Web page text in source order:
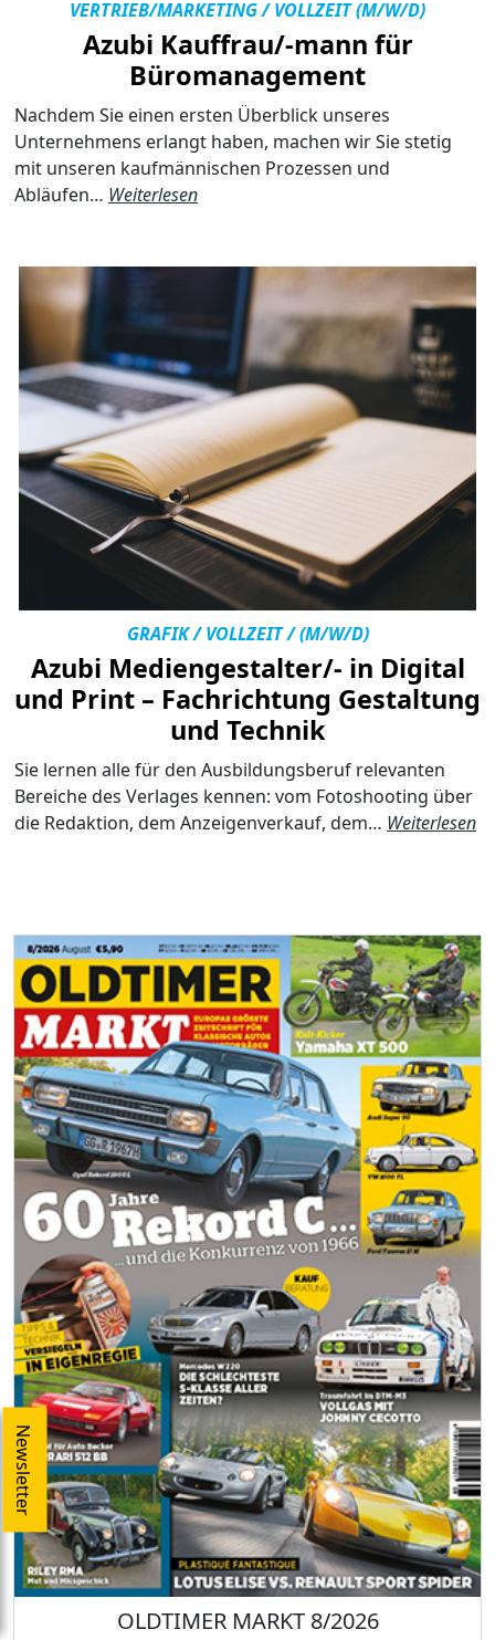
Newsletter
VERTRIEB/MARKETING / VOLLZEIT (M/W/D)
Azubi Kauffrau/-mann für
Büromanagement
Nachdem Sie einen ersten Überblick unseres
Unternehmens erlangt haben, machen wir Sie stetig
mit unseren kaufmännischen Prozessen und
Abläufen… Weiterlesen
GRAFIK / VOLLZEIT / (M/W/D)
Azubi Mediengestalter/- in Digital
und Print – Fachrichtung Gestaltung
und Technik
Sie lernen alle für den Ausbildungsberuf relevanten
Bereiche des Verlages kennen: vom Fotoshooting über
die Redaktion, dem Anzeigenverkauf, dem… Weiterlesen
OLDTIMER MARKT 8/2026